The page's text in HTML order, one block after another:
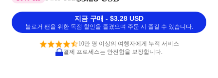
지금 구매 - $3.28 USD
블로거 팬을 위한 독점 할인을 즐겼으며 주문 시 즐길 수 있습니다.
10만 명 이상의 여행자에게 누적 서비스
결제 프로세스는 안전함을 보장합니다.